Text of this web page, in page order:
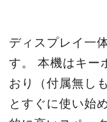
ディスプレイ一
す。 本機はキー
おり（付属無し
とすぐに使い始